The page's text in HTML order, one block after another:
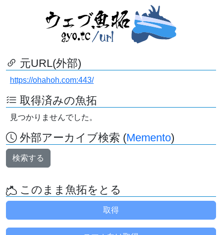
元URL(外部)
https://ohahoh.com:443/
取得済みの魚拓
見つかりませんでした。
外部アーカイブ検索 (Memento)
検索する
このまま魚拓をとる